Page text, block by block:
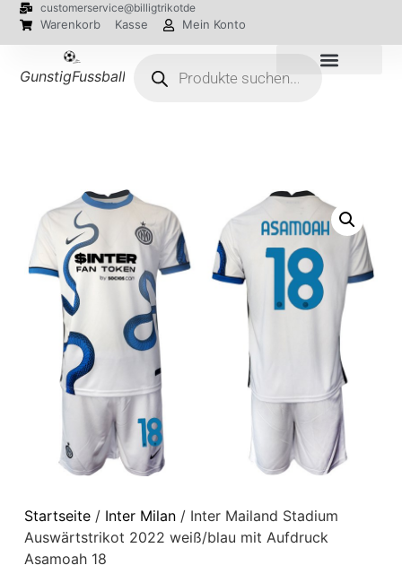
customerservice@billigtrikotde
Warenkorb Kasse Mein Konto
GunstigFussballTrikot
Startseite/ Inter Milan/ Inter Mailand Stadium
Auswärtstrikot 2022 weiß/blau mit Aufdruck
Asamoah 18